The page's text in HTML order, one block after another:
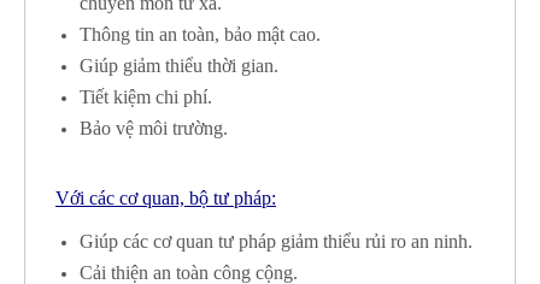
Thông tin an toàn, bảo mật cao.
Giúp giảm thiểu thời gian.
Tiết kiệm chi phí.
Bảo vệ môi trường.
Với các cơ quan, bộ tư pháp:
Giúp các cơ quan tư pháp giảm thiểu rủi ro an ninh.
Cải thiện an toàn công cộng.